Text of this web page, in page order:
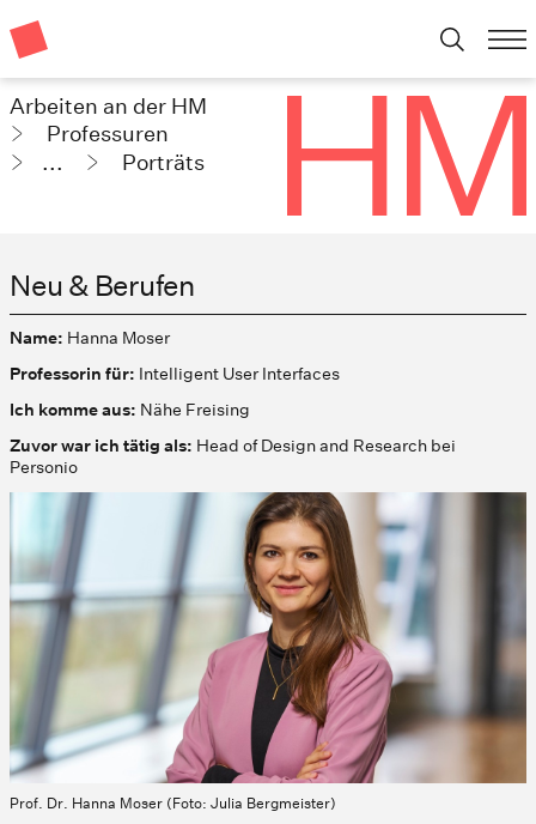
Arbeiten an der HM
Professuren
...
Porträts
Neu & Berufen
Prof. Dr. Hanna Moser (Foto: Julia Bergmeister)
Name: Hanna Moser
Professorin für: Intelligent User Interfaces
Ich komme aus: Nähe Freising
Zuvor war ich tätig als: Head of Design and Research bei
Personio